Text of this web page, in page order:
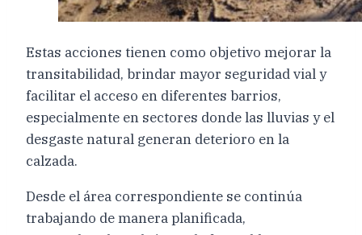
Estas acciones tienen como objetivo mejorar la
transitabilidad, brindar mayor seguridad vial y
facilitar el acceso en diferentes barrios,
especialmente en sectores donde las lluvias y el
desgaste natural generan deterioro en la
calzada.
Desde el área correspondiente se continúa
trabajando de manera planificada,